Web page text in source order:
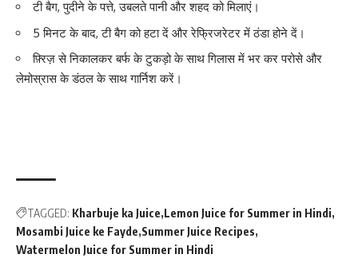
टी बैग, पुदीने के पत्ते, उबलते पानी और शहद को मिलाएं।
5 मिनट के बाद, टी बैग को हटा दें और रेफ्रिजरेटर में ठंडा होने दें।
फ़्रिज़ से निकालकर बर्फ के टुकड़ो के साथ गिलास में भर कर परोसे और
लेमोस्रास के डंठल के साथ गार्निश करें।
TAGGED: Kharbuje ka Juice Lemon Juice for Summer in Hindi
Mosambi Juice ke Fayde Summer Juice Recipes
Watermelon Juice for Summer in Hindi